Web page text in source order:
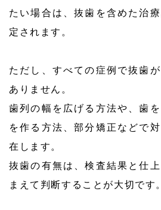
たい場合は、抜歯を含めた治
定されます。
ただし、すべての症例で抜歯
ありません。
歯列の幅を広げる方法や、歯
を作る方法、部分矯正などで
在します。
抜歯の有無は、検査結果と仕
まえて判断することが大切です。